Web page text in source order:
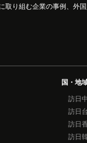
り組む企業の事例、外
国・地
訪日
訪日
訪日
訪日